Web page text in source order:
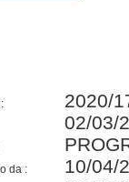
2020/
02/03/
da : 10/04/